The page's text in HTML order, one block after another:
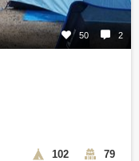
50 2
102 79